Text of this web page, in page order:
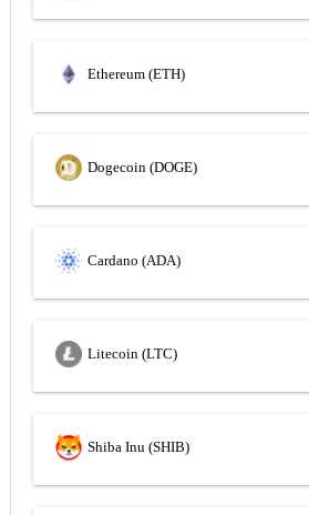
Ethereum (ETH)
Dogecoin (DOGE)
Cardano (ADA)
Litecoin (LTC)
Shiba Inu (SHIB)